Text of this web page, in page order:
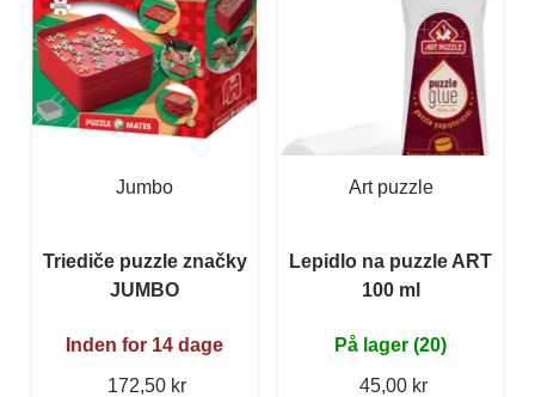
Jumbo
Triediče puzzle značky
JUMBO
Inden for 14 dage
172,50 kr
Art puzzle
Lepidlo na puzzle ART
100 ml
På lager (20)
45,00 kr